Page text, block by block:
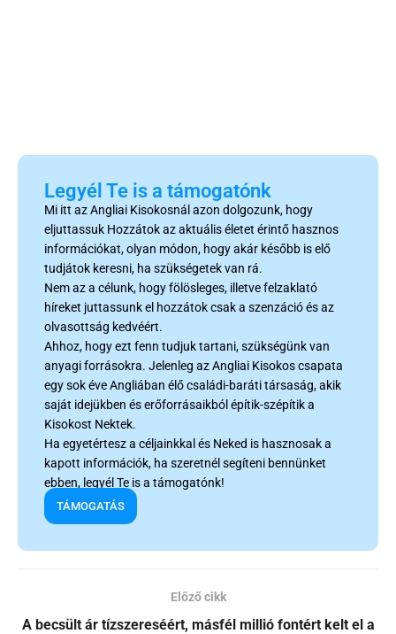
Legyél Te is a támogatónk
Mi itt az Angliai Kisokosnál azon dolgozunk, hogy
eljuttassuk Hozzátok az aktuális életet érintő hasznos
információkat, olyan módon, hogy akár később is elő
tudjátok keresni, ha szükségetek van rá.
Nem az a célunk, hogy fölösleges, illetve felzaklató
híreket juttassunk el hozzátok csak a szenzáció és az
olvasottság kedvéért.
Ahhoz, hogy ezt fenn tudjuk tartani, szükségünk van
anyagi forrásokra. Jelenleg az Angliai Kisokos csapata
egy sok éve Angliában élő családi-baráti társaság, akik
saját idejükben és erőforrásaikból építik-szépítik a
Kisokost Nektek.
Ha egyetértesz a céljainkkal és Neked is hasznosak a
kapott információk, ha szeretnél segíteni bennünket
ebben, legyél Te is a támogatónk!
TÁMOGATÁS
Előző cikk
A becsült ár tízszereséért, másfél millió fontért kelt el a